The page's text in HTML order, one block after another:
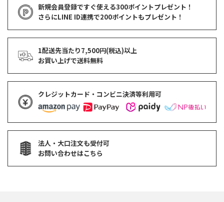
新規会員登録ですぐ使える300ポイントプレゼント！
さらにLINE ID連携で200ポイントもプレゼント！
1配送先当たり7,500円(税込)以上
お買い上げで送料無料
クレジットカード・コンビニ決済等利用可
法人・大口注文も受付可
お問い合わせはこちら